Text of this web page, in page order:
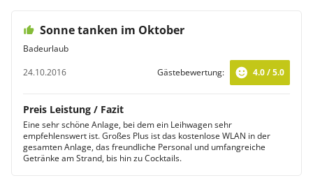
Sonne tanken im Oktober
Badeurlaub
24.10.2016
Gästebewertung: 4.0 / 5.0
Preis Leistung / Fazit
Eine sehr schöne Anlage, bei dem ein Leihwagen sehr
empfehlenswert ist. Großes Plus ist das kostenlose WLAN in der
gesamten Anlage, das freundliche Personal und umfangreiche
Getränke am Strand, bis hin zu Cocktails.